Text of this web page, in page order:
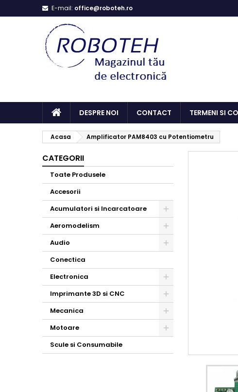
E-mail: office@roboteh.ro
DESPRE NOI CONTACT TERMENI SI
Acasa Amplificator PAM8403 cu Potentiometru
CATEGORII
Toate Produsele
Accesorii
Acumulatori si Incarcatoare
Aeromodelism
Audio
Conectica
Electronica
Imprimante 3D si CNC
Mecanica
Motoare
Scule si Consumabile